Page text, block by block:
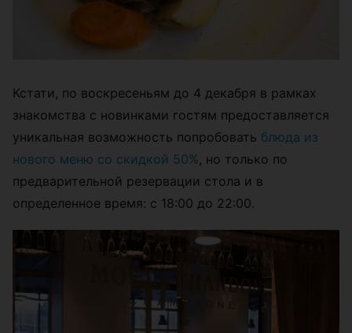
Кстати, по воскресеньям до 4 декабря в рамках
знакомства с новинками гостям предоставляется
уникальная возможность попробовать блюда из
нового меню со скидкой 50%, но только по
предварительной резервации стола и в
определенное время: c 18:00 до 22:00.